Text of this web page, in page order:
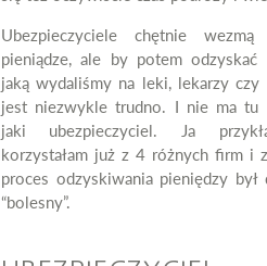
Ubezpieczyciele chętnie wezmą
pieniądze, ale by potem odzyskać
jaką wydaliśmy na leki, lekarzy czy
jest niezwykle trudno. I nie ma tu
jaki ubezpieczyciel. Ja
korzystałam już z 4 różnych firm i
proces odzyskiwania pieniędzy był
“bolesny”.